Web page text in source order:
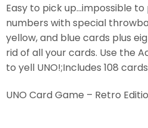
Easy to pick up…impossible
numbers with special
yellow, and blue cards plus
rid of all your cards. Use the
to yell UNO!;Includes 108
UNO Card Game – Retro